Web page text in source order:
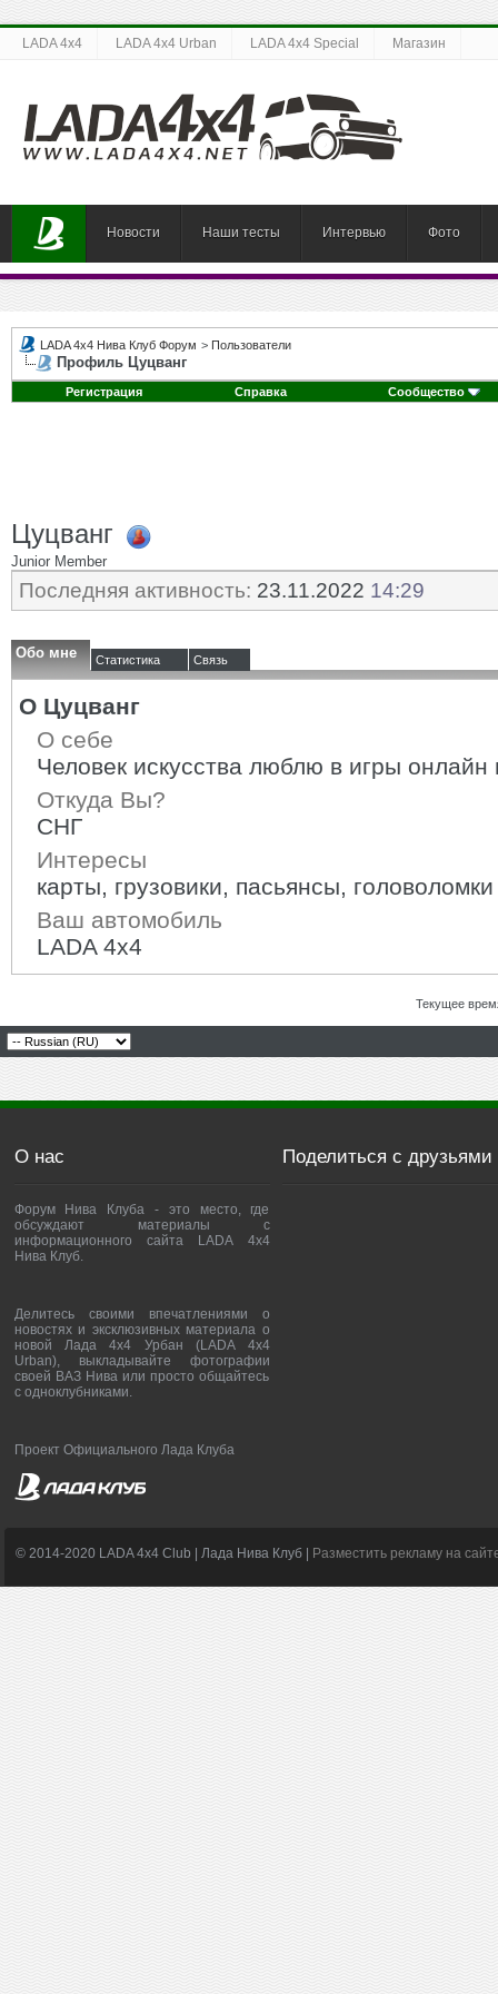
LADA 4x4 LADA 4x4 Urban LADA 4x4 Special Магазин
Новости Наши тесты Интервью Фото
LADA 4x4 Нива Клуб Форум > Пользователи
Профиль Цуцванг
Регистрация Справка Сообщество
Цуцванг
Junior Member
Последняя активность: 23.11.2022 14:29
Обо мне Статистика Связь
О Цуцванг
О себе
Человек искусства люблю в игры онлайн
Откуда Вы?
СНГ
Интересы
карты, грузовики, пасьянсы,
Ваш автомобиль
LADA 4x4
Текущее
О нас
Форум Нива Клуба - это место, где
обсуждают материалы с
информационного сайта LADA 4x4
Нива Клуб.
Делитесь своими впечатлениями о
новостях и эксклюзивных материала о
новой Лада 4х4 Урбан (LADA 4x4
Urban), выкладывайте фотографии
своей ВАЗ Нива или просто общайтесь
с одноклубниками.
Проект Официального Лада Клуба
Поделиться с друзьями
© 2014-2020 LADA 4x4 Club | Лада Нива Клуб | Разместить рекламу на